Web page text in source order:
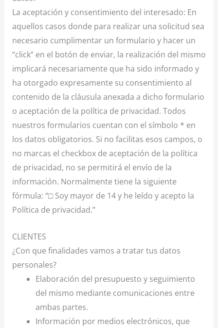
La aceptación y consentimiento del interesado: En
aquellos casos donde para realizar una solicitud sea
necesario cumplimentar un formulario y hacer un
“click” en el botón de enviar, la realización del mismo
implicará necesariamente que ha sido informado y
ha otorgado expresamente su consentimiento al
contenido de la cláusula anexada a dicho formulario
o aceptación de la política de privacidad. Todos
nuestros formularios cuentan con el símbolo * en
los datos obligatorios. Si no facilitas esos campos, o
no marcas el checkbox de aceptación de la política
de privacidad, no se permitirá el envío de la
información. Normalmente tiene la siguiente
fórmula: “□ Soy mayor de 14 y he leído y acepto la
Política de privacidad.”
CLIENTES
¿Con que finalidades vamos a tratar tus datos
personales?
Elaboración del presupuesto y seguimiento
del mismo mediante comunicaciones entre
ambas partes.
Información por medios electrónicos, que